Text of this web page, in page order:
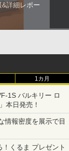
&詳細レポー
1カ月
1S バルキリー ロ
本日発売！
情報密度を展示で目
！くるま プレゼント